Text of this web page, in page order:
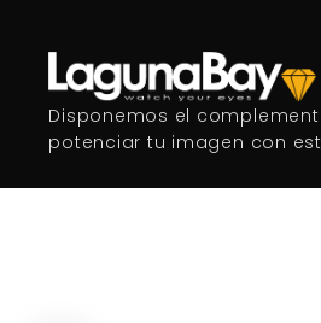
Disponemos el
potenciar tu imagen con